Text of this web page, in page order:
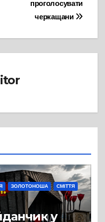
проголосувати
черкащани
ЗОЛОТОНОША СМІТТЯ
у